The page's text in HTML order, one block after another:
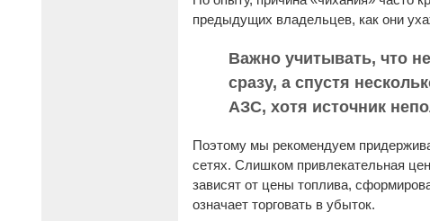
предыдущих владельцев, как они
Важно учитывать, что
сразу, а спустя
АЗС, хотя источник
Поэтому мы рекомендуем
сетях. Слишком привлекательная
зависят от цены топлива,
означает торговать в убыток.